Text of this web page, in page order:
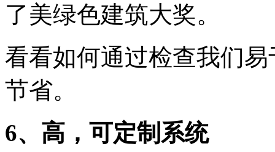
了美绿色建筑大奖。
看看如何通过检查我们
节省。
6、高，可定制系统